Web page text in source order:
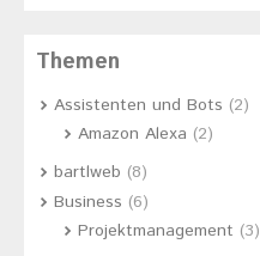
Themen
Assistenten und Bots (2)
Amazon Alexa (2)
bartlweb (8)
Business (6)
Projektmanagement (3)